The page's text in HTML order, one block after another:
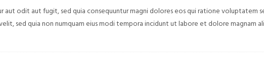
odit aut fugit, sed quia consequuntur magni dolores eos qui ratione voluptatem
sed quia non numquam eius modi tempora incidunt ut labore et dolore magnam